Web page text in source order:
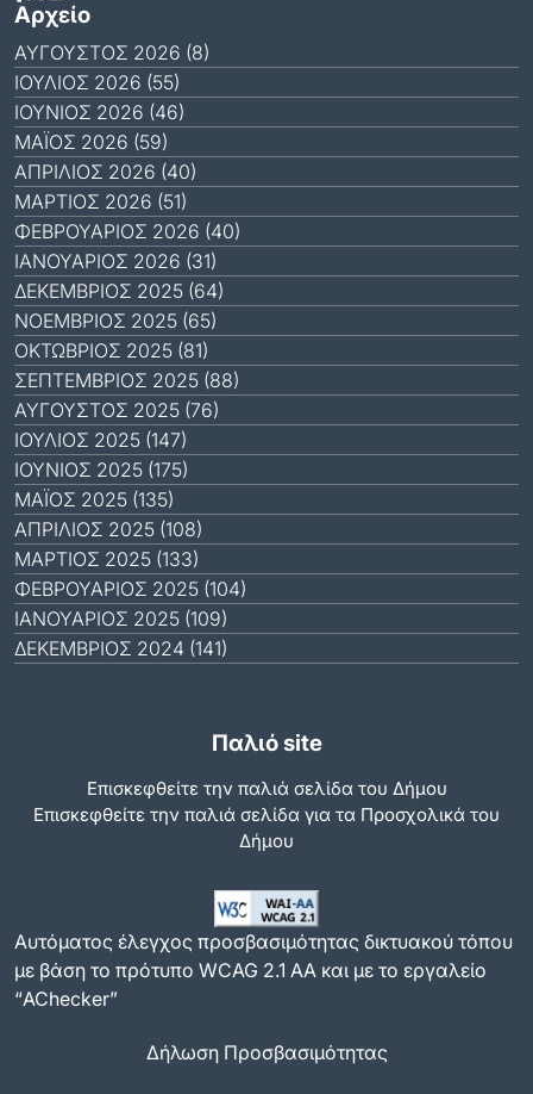
Αρχείο
ΑΎΓΟΥΣΤΟΣ 2026 (8)
ΙΟΎΛΙΟΣ 2026 (55)
ΙΟΎΝΙΟΣ 2026 (46)
ΜΆΙΟΣ 2026 (59)
ΑΠΡΊΛΙΟΣ 2026 (40)
ΜΆΡΤΙΟΣ 2026 (51)
ΦΕΒΡΟΥΆΡΙΟΣ 2026 (40)
ΙΑΝΟΥΆΡΙΟΣ 2026 (31)
ΔΕΚΈΜΒΡΙΟΣ 2025 (64)
ΝΟΈΜΒΡΙΟΣ 2025 (65)
ΟΚΤΏΒΡΙΟΣ 2025 (81)
ΣΕΠΤΈΜΒΡΙΟΣ 2025 (88)
ΑΎΓΟΥΣΤΟΣ 2025 (76)
ΙΟΎΛΙΟΣ 2025 (147)
ΙΟΎΝΙΟΣ 2025 (175)
ΜΆΙΟΣ 2025 (135)
ΑΠΡΊΛΙΟΣ 2025 (108)
ΜΆΡΤΙΟΣ 2025 (133)
ΦΕΒΡΟΥΆΡΙΟΣ 2025 (104)
ΙΑΝΟΥΆΡΙΟΣ 2025 (109)
ΔΕΚΈΜΒΡΙΟΣ 2024 (141)
Παλιό site
Επισκεφθείτε την παλιά σελίδα του Δήμου
Eπισκεφθείτε την παλιά σελίδα για τα Προσχολικά του
Δήμου
Αυτόματος έλεγχος προσβασιμότητας δικτυακού τόπου
με βάση το πρότυπο WCAG 2.1 AA και με το εργαλείο
“AChecker”
Δήλωση Προσβασιμότητας